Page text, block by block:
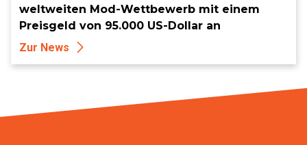
weltweiten Mod-Wettbewerb mit einem
Preisgeld von 95.000 US-Dollar an
Zur News